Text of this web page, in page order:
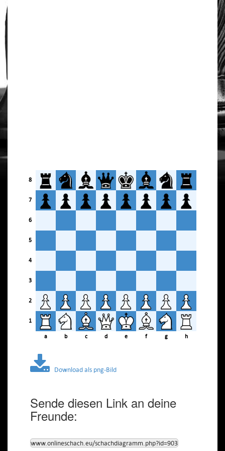
8
7
6
5
4
3
2
1
a b c d e f g h
Download als png-Bild
Sende diesen Link an deine
Freunde:
www.onlineschach.eu/schachdiagramm.php?id=903